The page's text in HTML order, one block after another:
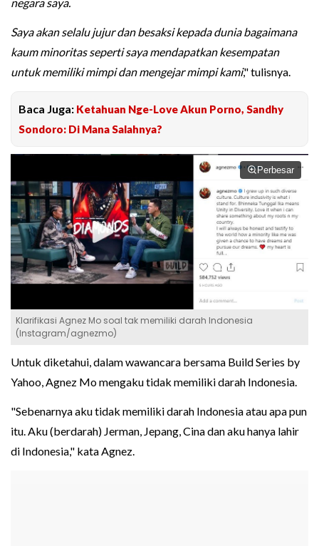
Saya akan selalu jujur dan besaksi kepada dunia bagaimana
kaum minoritas seperti saya mendapatkan kesempatan
untuk memiliki mimpi dan mengejar mimpi kami," tulisnya.
Baca Juga: Ketahuan Nge-Love Akun Porno, Sandhy
Sondoro: Di Mana Salahnya?
Perbesar
Klarifikasi Agnez Mo soal tak memiliki darah Indonesia
(Instagram/agnezmo)
Untuk diketahui, dalam wawancara bersama Build Series by
Yahoo, Agnez Mo mengaku tidak memiliki darah Indonesia.
"Sebenarnya aku tidak memiliki darah Indonesia atau apa pun
itu. Aku (berdarah) Jerman, Jepang, Cina dan aku hanya lahir
di Indonesia," kata Agnez.